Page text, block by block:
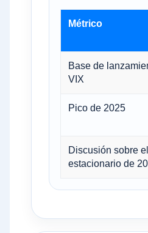
Métrico
Base de
VIX
Pico de 2025
Discusión sobre
estacionario de